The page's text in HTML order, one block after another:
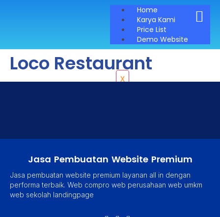
Home
Karya Kami
Price List
Demo Website
X
Loco Restaurant
Jasa Pembuatan Website Premium
Jasa pembuatan website premium layanan all in dengan
performa terbaik. Web compro web perusahaan web umkm
web sekolah landingpage